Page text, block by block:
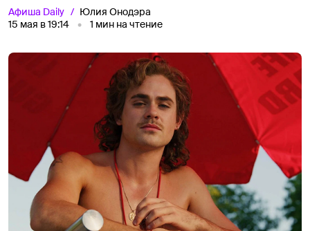
Афиша Daily
Юлия Онодэра
15 мая в 19:14
1 мин на чтение